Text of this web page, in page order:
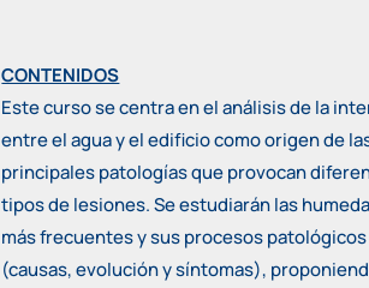
CONTENIDOS
Este curso se centra en el análisis de la
entre el agua y el edificio como origen de
principales patologías que provocan
tipos de lesiones. Se estudiarán las
más frecuentes y sus procesos patológicos
(causas, evolución y síntomas),